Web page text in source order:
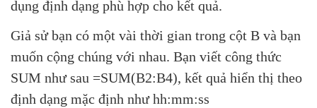
dụng định dạng phù hợp cho kết quả.
Giả sử bạn có một vài thời gian trong cột B và bạn
muốn cộng chúng với nhau. Bạn viết công thức
SUM như sau =SUM(B2:B4), kết quả hiển thị theo
định dạng mặc định như hh:mm:ss